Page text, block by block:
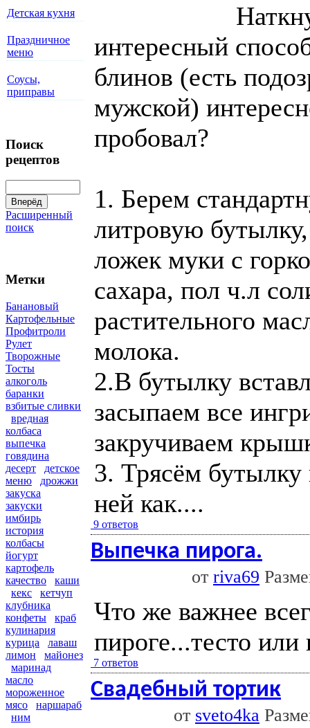
Детская кухня
Праздничное
меню
Соусы,
приправы
Поиск
рецептов
Расширенный
поиск
Метки
Банановый
Картофельные
Профитроли
Рулет
Творожные
Тосты
алкоголь
баранки
взбитые сливки
вредная
колбаса
выпечка
говядина
десерт
детское
меню
дрожжи
закуска
закуски
имбирь
история
колбасы
йогурт
картофель
качество
каши
кекс
кетчуп
клубника
конфеты
краб
кулинария
курица
лаваш
лимон
майонез
маринад
масло
мороженное
мясо
наршараб
ним
интересный
блинов (есть
мужской)
пробовал?
1. Берем
литровую
ложек муки с
сахара, пол ч.л
растительного
молока.
2.В бутылку
засыпаем все
закручиваем
3. Трясём бутылку
ней как....
9 ответов
Выпечка пирога.
от riva69
Что же важнее
пироге...тесто или
7 ответов
Свадебный тортик
от sveto4ka